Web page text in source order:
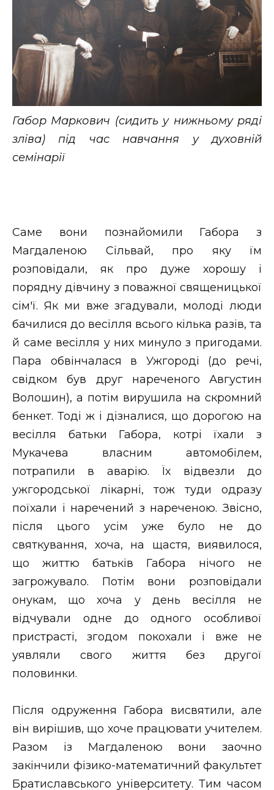
Габор Маркович (сидить у нижньому ряді
зліва) під час навчання у духовній
семінарії
Саме вони познайомили Габора з
Магдаленою Сільвай, про яку їм
розповідали, як про дуже хорошу і
порядну дівчину з поважної священицької
сім'ї. Як ми вже згадували, молоді люди
бачилися до весілля всього кілька разів, та
й саме весілля у них минуло з пригодами.
Пара обвінчалася в Ужгороді (до речі,
свідком був друг нареченого Августин
Волошин), а потім вирушила на скромний
бенкет. Тоді ж і дізналися, що дорогою на
весілля батьки Габора, котрі їхали з
Мукачева власним автомобілем,
потрапили в аварію. Їх відвезли до
ужгородської лікарні, тож туди одразу
поїхали і наречений з нареченою. Звісно,
після цього усім уже було не до
святкування, хоча, на щастя, виявилося,
що життю батьків Габора нічого не
загрожувало. Потім вони розповідали
онукам, що хоча у день весілля не
відчували одне до одного особливої
пристрасті, згодом покохали і вже не
уявляли свого життя без другої
половинки.
Після одруження Габора висвятили, але
він вирішив, що хоче працювати учителем.
Разом із Магдаленою вони заочно
закінчили фізико-математичний факультет
Братиславського університету. Тим часом